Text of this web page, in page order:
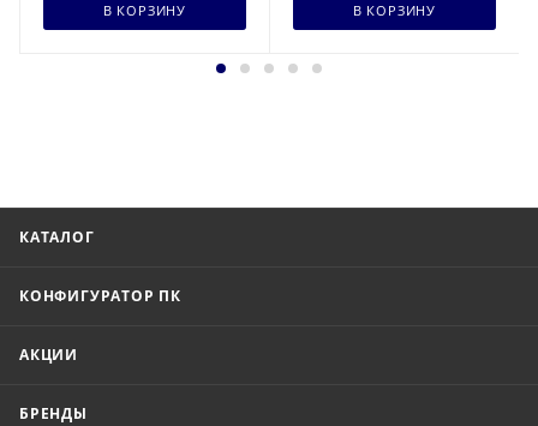
В КОРЗИНУ В КОРЗИНУ
КАТАЛОГ
КОНФИГУРАТОР ПК
АКЦИИ
БРЕНДЫ